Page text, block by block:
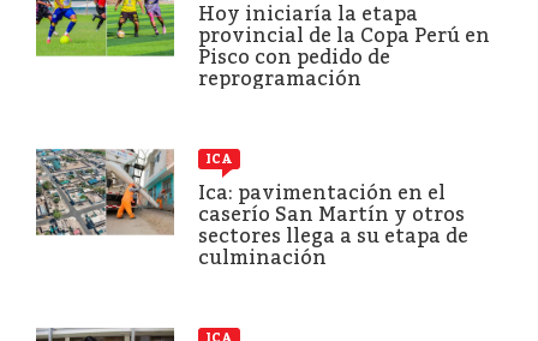
Hoy iniciaría la etapa
provincial de la Copa Perú en
Pisco con pedido de
reprogramación
ICA
Ica: pavimentación en el
caserío San Martín y otros
sectores llega a su etapa de
culminación
ICA